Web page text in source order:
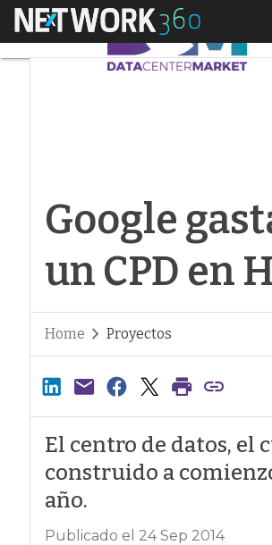
Menú
Google
un CPD en
Home Proyectos
El centro de datos, el
construido a
año.
Publicado el 24 Sep 2014